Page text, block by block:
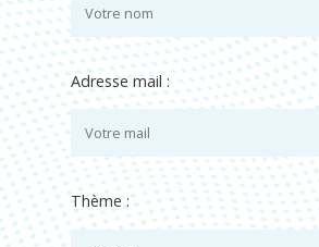
Adresse mail :
Thème :